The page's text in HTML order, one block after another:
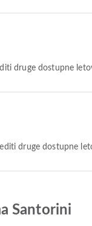
druge dostupne
druge dostupne
Santorini